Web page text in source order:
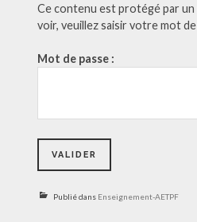
Ce contenu est protégé par un
voir, veuillez saisir votre mot
Mot de passe :
Publié dans Enseignement-AETPF